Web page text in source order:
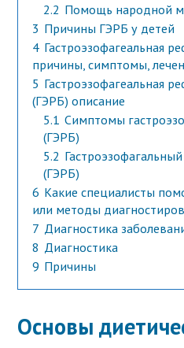
2.2 Помощь народной
3 Причины ГЭРБ у детей
4 Гастроэзофагеальная
причины, симптомы,
5 Гастроэзофагеальная
(ГЭРБ) описание
5.1 Симптомы
(ГЭРБ)
5.2
(ГЭРБ)
6 Какие специалисты
или методы
7 Диагностика
8 Диагностика
9 Причины
Основы